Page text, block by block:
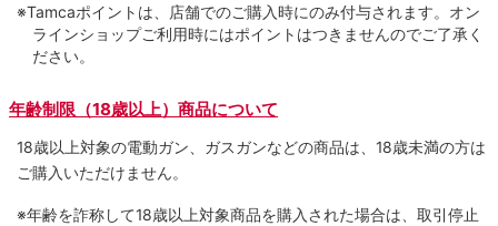
※Tamcaポイントは、店舗でのご購⼊時にのみ付与されます。オン
ラインショップご利用時にはポイントはつきませんのでご了承く
ださい。
年齢制限（18歳以上）商品について
18歳以上対象の電動ガン、ガスガンなどの商品は、18歳未満の方は
ご購入いただけません。
※年齢を詐称して18歳以上対象商品を購入された場合は、取引停止